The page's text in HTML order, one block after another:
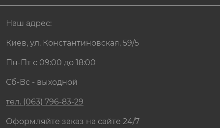
Наш адрес:
Киев, ул. Константиновская, 59/5
Пн-Пт с 09:00 до 18:00
Сб-Вс - выходной
тел. (063) 796-83-29
Оформляйте заказ на сайте 24/7